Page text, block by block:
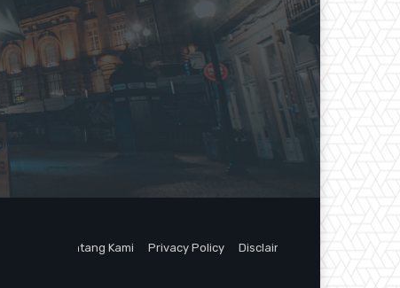
Tentang Kami Privacy Policy Disclaimer